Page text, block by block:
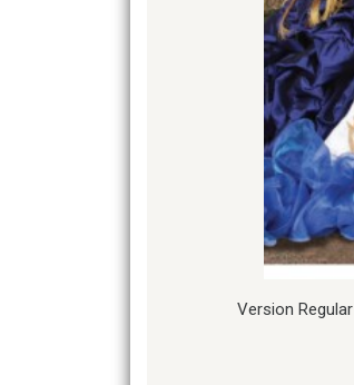
Version Regular